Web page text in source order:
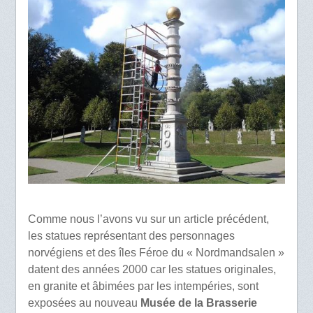
Comme nous l’avons vu sur un article précédent,
les statues représentant des personnages
norvégiens et des îles Féroe du « Nordmandsalen »
datent des années 2000 car les statues originales,
en granite et âbimées par les intempéries, sont
exposées au nouveau Musée de la Brasserie